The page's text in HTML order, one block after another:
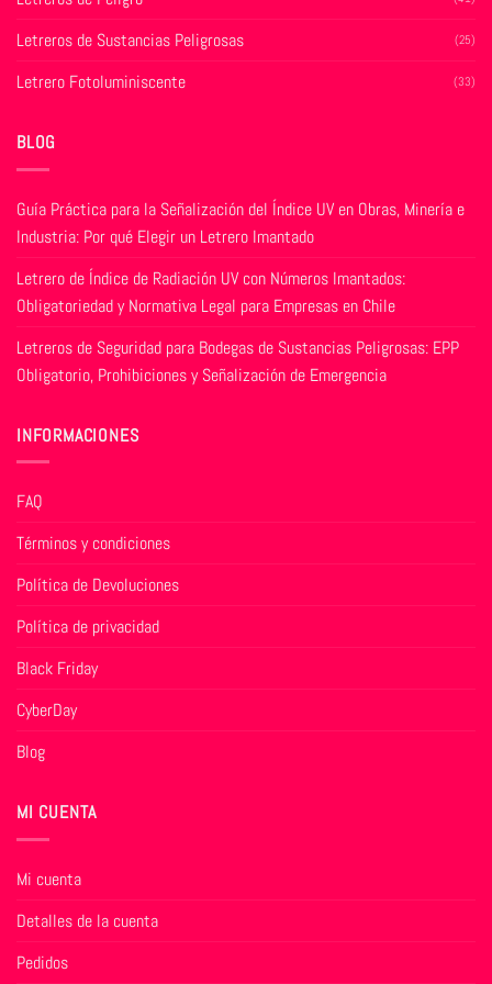
producto
Letreros de Sustancias Peligrosas (25)
Letrero Fotoluminiscente (33)
BLOG
Guía Práctica para la Señalización del Índice UV en Obras, Minería e
Industria: Por qué Elegir un Letrero Imantado
Letrero de Índice de Radiación UV con Números Imantados:
Obligatoriedad y Normativa Legal para Empresas en Chile
Letreros de Seguridad para Bodegas de Sustancias Peligrosas: EPP
Obligatorio, Prohibiciones y Señalización de Emergencia
INFORMACIONES
FAQ
Términos y condiciones
Política de Devoluciones
Política de privacidad
Black Friday
CyberDay
Blog
MI CUENTA
Mi cuenta
Detalles de la cuenta
Pedidos